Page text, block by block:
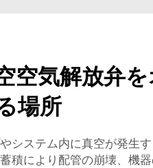
空気解放弁
場所
システム内に真空が発生
積により配管の崩壊、機